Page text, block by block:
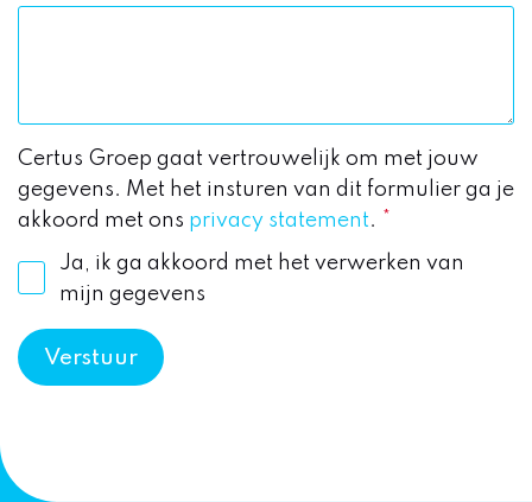
Certus Groep gaat vertrouwelijk om met jouw
gegevens. Met het insturen van dit formulier ga je
akkoord met ons privacy statement. *
Ja, ik ga akkoord met het verwerken van
mijn gegevens